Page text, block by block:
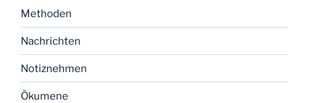
Methoden
Nachrichten
Notiznehmen
Ökumene